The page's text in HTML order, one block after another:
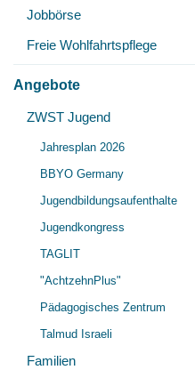
Jobbörse
Freie Wohlfahrtspflege
Angebote
ZWST Jugend
Jahresplan 2026
BBYO Germany
Jugendbildungsaufenthalte
Jugendkongress
TAGLIT
"AchtzehnPlus"
Pädagogisches Zentrum
Talmud Israeli
Familien